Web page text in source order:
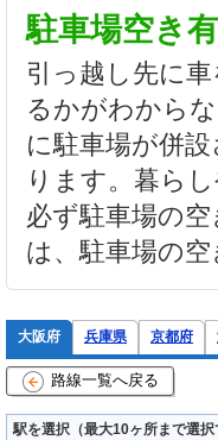
駐車場空き
引っ越し先に
るかがわから
に駐車場が併
ります。暮ら
必ず駐車場の
は、駐車場の
大阪府 兵庫県 京都府
路線一覧へ戻る
駅を選択（最大10ヶ所まで選択